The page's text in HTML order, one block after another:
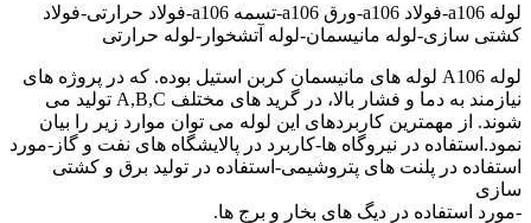
لوله a106-فولاد a106-ورق a106-تسمه a106-فولاد حرارتی-فولاد
کشتی سازی-لوله مانیسمان-لوله آتشخوار-لوله حرارتی
لوله A106 لوله های مانیسمان کربن استیل بوده. که در پروژه های
نیازمند به دما و فشار بالا، در گرید های مختلف A,B,C تولید می
شوند. از مهمترین کاربردهای این لوله می توان موارد زیر را بیان
نمود.استفاده در نیروگاه ها-کاربرد در پالایشگاه های نفت و گاز-مورد
استفاده در پلنت های پتروشیمی-استفاده در تولید برق و کشتی
سازی
-مورد استفاده در دیگ های بخار و برج ها.